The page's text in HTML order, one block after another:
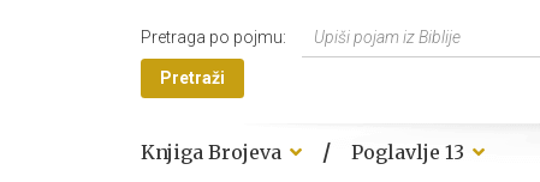
Pretraga po pojmu:
Pretraži
Knjiga Brojeva / Poglavlje 13